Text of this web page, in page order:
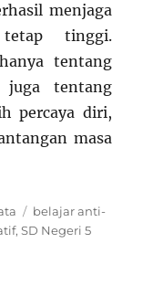
menjaga
tinggi.
tentang
juga tentang
percaya diri,
masa
Tags
belajar anti-
,SD Negeri 5